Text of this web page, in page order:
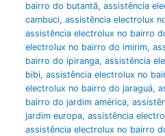
bairro do butantã, assistência
cambuci, assistência electrolux
assistência electrolux no bairro
electrolux no bairro do imirim,
bairro do ipiranga, assistência
bibi, assistência electrolux no
electrolux no bairro do jaraguá,
bairro do jardim américa,
jardim europa, assistência
assistência electrolux no bairro